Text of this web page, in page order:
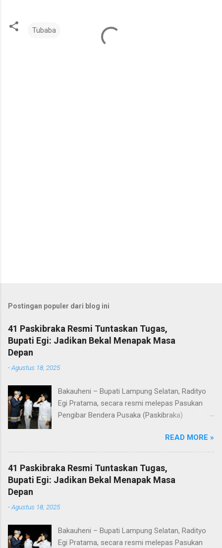
Tubaba
Postingan populer dari blog ini
41 Paskibraka Resmi Tuntaskan Tugas,
Bupati Egi: Jadikan Bekal Menapak Masa
Depan
-Agustus 18, 2025
Bakauheni – Bupati Lampung Selatan, Radityo
Egi Pratama, secara resmi melepas Pasukan
Pengibar Bendera Pusaka (Paskibraka)
Pelepasan dilakukan usai upacara penurunan
bendera di Lapangan Menara Siger, Bakauheni,
Minggu malam (17/8/2025). Sebanyak 41
anggota Paskibraka yang sebelumnya sukses
mengibarkan Sang Saka Merah Putih pada
Indonesia di Kabupaten Lampung Selatan, kini
dengan penuh apresiasi atas dedikasi, disiplin,
dan semangat kebangsaan yang ditunjukkan
READ MORE »
41 Paskibraka Resmi Tuntaskan Tugas,
Bupati Egi: Jadikan Bekal Menapak Masa
Depan
-Agustus 18, 2025
Bakauheni – Bupati Lampung Selatan, Radityo
Egi Pratama, secara resmi melepas Pasukan